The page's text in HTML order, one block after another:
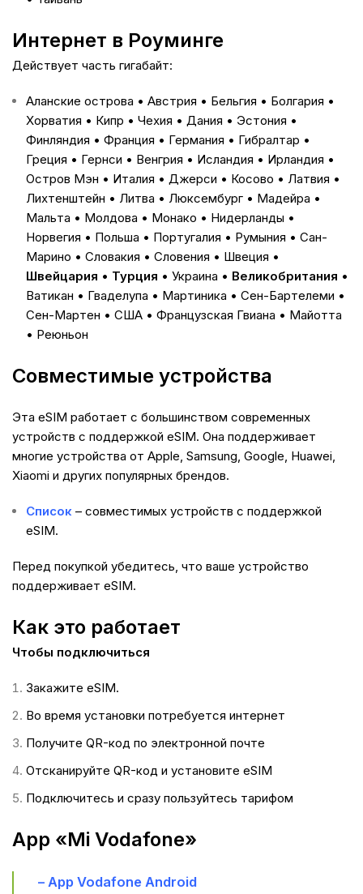
Интернет в Роуминге
Действует часть гигабайт:
Аланские острова • Австрия • Бельгия • Болгария •
Хорватия • Кипр • Чехия • Дания • Эстония •
Финляндия • Франция • Германия • Гибралтар •
Греция • Гернси • Венгрия • Исландия • Ирландия •
Остров Мэн • Италия • Джерси • Косово • Латвия •
Лихтенштейн • Литва • Люксембург • Мадейра •
Мальта • Молдова • Монако • Нидерланды •
Норвегия • Польша • Португалия • Румыния • Сан-
Марино • Словакия • Словения • Швеция •
Швейцария • Турция • Украина • Великобритания •
Ватикан • Гваделупа • Мартиника • Сен-Бартелеми •
Сен-Мартен • США • Французская Гвиана • Майотта
• Реюньон
Совместимые устройства
Эта eSIM работает с большинством современных
устройств с поддержкой eSIM. Она поддерживает
многие устройства от Apple, Samsung, Google, Huawei,
Xiaomi и других популярных брендов.
Список – совместимых устройств с поддержкой
eSIM.
Перед покупкой убедитесь, что ваше устройство
поддерживает eSIM.
Как это работает
Чтобы подключиться
Закажите eSIM.
Во время установки потребуется интернет
Получите QR-код по электронной почте
Отсканируйте QR-код и установите eSIM
Подключитесь и сразу пользуйтесь тарифом
App «Mi Vodafone»
– App Vodafone Android